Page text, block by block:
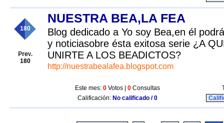
180
180
NUESTRA BEA,LA FEA
Blog dedicado a Yo soy Bea,en él
y noticiasobre ésta exitosa serie ¿A
UNIRTE A LOS BEADICTOS?
http://nuestrabealafea.blogspot.com
Este mes: 0 Votos | 0 Consultas
Calificación: No calificado / 0